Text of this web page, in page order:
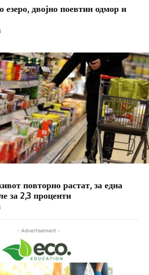
езеро, двојно поевтин одмор и
повторно растат, за една
за 2,3 проценти
- Advertisement -